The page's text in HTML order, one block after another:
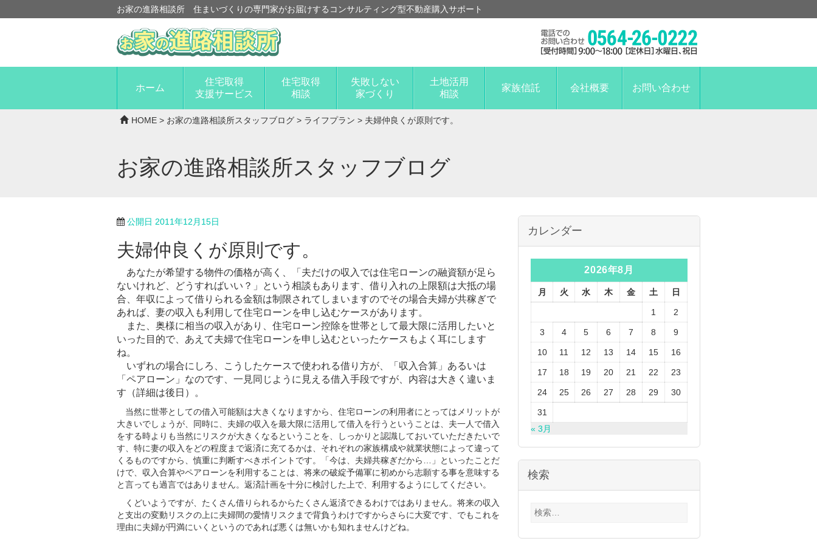
お家の進路相談所 住まいづくりの専門家がお届けするコンサルティング型不動産購入サポート
ホーム
住宅取得
支援サービス
住宅取得
相談
失敗しない
家づくり
土地活用
相談
家族信託 会社概要 お問い合わせ
HOME > お家の進路相談所スタッフブログ > ライフプラン > 夫婦仲良くが原則です。
お家の進路相談所スタッフブログ
公開日 2011年12月15日
夫婦仲良くが原則です。
あなたが希望する物件の価格が高く、「夫だけの収入では住宅ローンの融資額が足ら
ないけれど、どうすればいい？」という相談もあります、借り入れの上限額は大抵の場
合、年収によって借りられる金額は制限されてしまいますのでその場合夫婦が共稼ぎで
あれば、妻の収入も利用して住宅ローンを申し込むケースがあります。
また、奥様に相当の収入があり、住宅ローン控除を世帯として最大限に活用したいと
いった目的で、あえて夫婦で住宅ローンを申し込むといったケースもよく耳にします
ね。
いずれの場合にしろ、こうしたケースで使われる借り方が、「収入合算」あるいは
「ペアローン」なのです、一見同じように見える借入手段ですが、内容は大きく違いま
す（詳細は後日）。
当然に世帯としての借入可能額は大きくなりますから、住宅ローンの利用者にとってはメリットが
大きいでしょうが、同時に、夫婦の収入を最大限に活用して借入を行うということは、夫一人で借入
をする時よりも当然にリスクが大きくなるということを、しっかりと認識しておいていただきたいで
す、特に妻の収入をどの程度まで返済に充てるかは、それぞれの家族構成や就業状態によって違って
くるものですから、慎重に判断すべきポイントです。「今は、夫婦共稼ぎだから…」といったことだ
けで、収入合算やペアローンを利用することは、将来の破綻予備軍に初めから志願する事を意味する
と言っても過言ではありません。返済計画を十分に検討した上で、利用するようにしてください。
くどいようですが、たくさん借りられるからたくさん返済できるわけではありません。将来の収入
と支出の変動リスクの上に夫婦間の愛情リスクまで背負うわけですからさらに大変です、でもこれを
理由に夫婦が円満にいくというのであれば悪くは無いかも知れませんけどね。
カレンダー
2026年8月
月 火 水 木 金 土 日
1 2
3 4 5 6 7 8 9
10 11 12 13 14 15 16
17 18 19 20 21 22 23
24 25 26 27 28 29 30
31
« 3月
検索
検